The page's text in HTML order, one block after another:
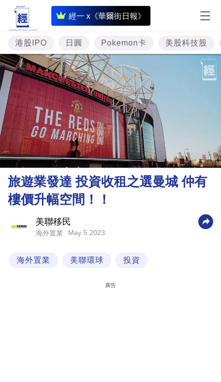
經一 x《華爾街日報》
即
時
財
經
專
題
投
資
樓
市
理
財
商
業
科
港股IPO 日圓 Pokemon卡 美股科技股
旅遊業發達 投資收租之選曼城 仲有
樓價升幅空間！！
美聯移民
海外置業 May 5 2023
海外置業 美聯環球 投資
廣告